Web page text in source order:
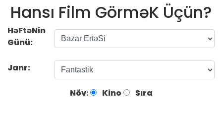
Hansı Film GörməK Üçün?
HəFtəNin
Günü:
Janr:
Növ: Kino Sıra